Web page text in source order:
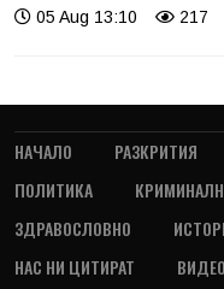
05 Aug 13:10 217
НАЧАЛО РАЗКРИТИЯ
ПОЛИТИКА
ЗДРАВОСЛОВНО
НАС НИ ЦИТИРАТ
ВИДЕО